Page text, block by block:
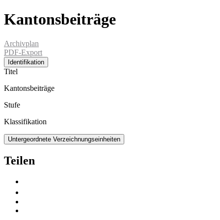
Kantonsbeiträge
Archivplan
PDF-Export
Identifikation
Titel
Kantonsbeiträge
Stufe
Klassifikation
Untergeordnete Verzeichnungseinheiten
Teilen